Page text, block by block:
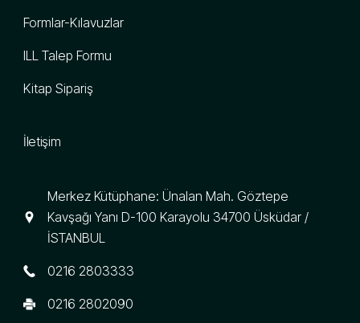
Formlar-Kılavuzlar
ILL Talep Formu
Kitap Sipariş
İletişim
Merkez Kütüphane: Ünalan Mah. Göztepe
Kavşağı Yanı D-100 Karayolu 34700 Üsküdar /
İSTANBUL
0216 2803333
0216 2802090